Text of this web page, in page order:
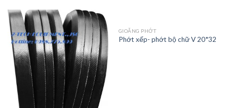
GIOĂNG PHỚT
Phớt xếp- phớt bộ chữ V 20*32